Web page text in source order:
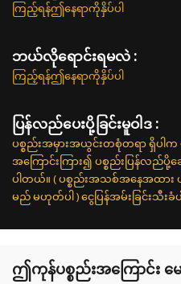
ကြည့်ရန်ဤနေရာကိုနှိပ်ပါ
ဘယ်လိုရောင်းရမလဲ :
ကြည့်ရန်ဤနေရာကိုနှိပ်ပါ
ပြန်လည်ပေးပို့ခြင်းမူဝါဒ :
ပစ္စည်းအမှားအယွင်းတစုံတရာ ရှိပါ
အကြောင်းကြား၍ ပစ္စည်းပြန်လည်ပို့
ပါတယ်။ ( ပစ္စည်းအသစ်အနေအထာ
မည် မဟုတ်ပါ ) ငွေပြန်အမ်းခြင်းသီးခံပ
ဤကုန်ပစ္စည်းအကြောင်း မေး